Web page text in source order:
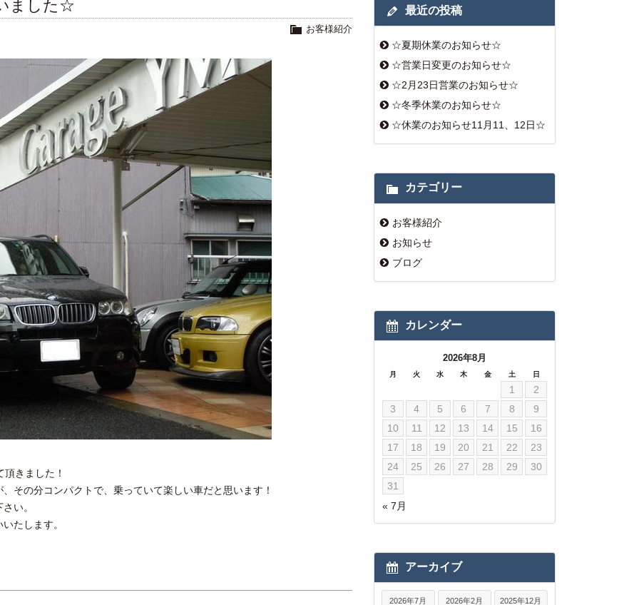
ました☆
お客様紹介
きました！
その分コンパクトで、乗っていて楽しい車だと思います！
い。
たします。
最近の投稿
☆夏期休業のお知らせ☆
☆営業日変更のお知らせ☆
☆2月23日営業のお知らせ☆
☆冬季休業のお知らせ☆
☆休業のお知らせ11月11、12日☆
カテゴリー
お客様紹介
お知らせ
ブログ
カレンダー
2026年8月
月 火 水 木 金 土 日
« 7月
1
2
3
4 5 6 7 8
9
10
11 12 13 14 15
16
17
18 19 20 21 22
23
24
25 26 27 28 29
30
31
アーカイブ
2026年7月 2026年2月 2025年12月